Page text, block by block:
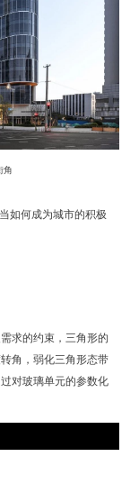
角
如何成为城市的积极
求的约束，三角形的
角，弱化三角形态带
对玻璃单元的参数化